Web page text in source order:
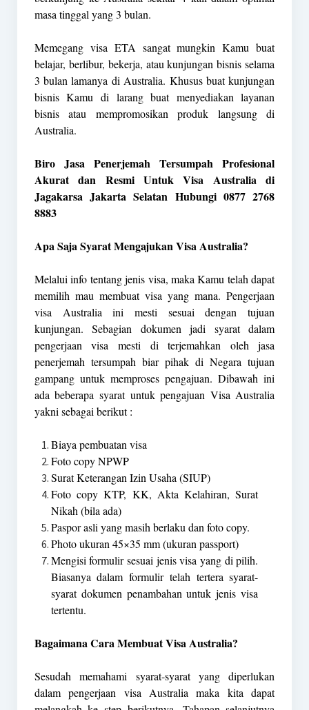
masa tinggal yang 3 bulan.
Memegang visa ETA sangat mungkin Kamu buat
belajar, berlibur, bekerja, atau kunjungan bisnis selama
3 bulan lamanya di Australia. Khusus buat kunjungan
bisnis Kamu di larang buat menyediakan layanan
bisnis atau mempromosikan produk langsung di
Australia.
Biro Jasa Penerjemah Tersumpah Profesional
Akurat dan Resmi Untuk Visa Australia di
Jagakarsa Jakarta Selatan Hubungi 0877 2768
8883
Apa Saja Syarat Mengajukan Visa Australia?
Melalui info tentang jenis visa, maka Kamu telah dapat
memilih mau membuat visa yang mana. Pengerjaan
visa Australia ini mesti sesuai dengan tujuan
kunjungan. Sebagian dokumen jadi syarat dalam
pengerjaan visa mesti di terjemahkan oleh jasa
penerjemah tersumpah biar pihak di Negara tujuan
gampang untuk memproses pengajuan. Dibawah ini
ada beberapa syarat untuk pengajuan Visa Australia
yakni sebagai berikut :
Biaya pembuatan visa
Foto copy NPWP
Surat Keterangan Izin Usaha (SIUP)
Foto copy KTP, KK, Akta Kelahiran, Surat
Nikah (bila ada)
Paspor asli yang masih berlaku dan foto copy.
Photo ukuran 45×35 mm (ukuran passport)
Mengisi formulir sesuai jenis visa yang di pilih.
Biasanya dalam formulir telah tertera syarat-
syarat dokumen penambahan untuk jenis visa
tertentu.
Bagaimana Cara Membuat Visa Australia?
Sesudah memahami syarat-syarat yang diperlukan
dalam pengerjaan visa Australia maka kita dapat